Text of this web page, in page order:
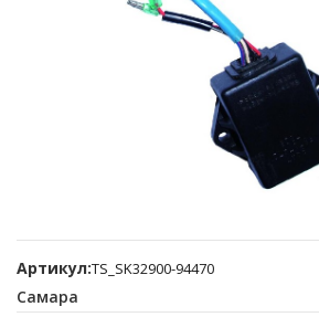
Артикул:TS_SK32900-94470
Самара